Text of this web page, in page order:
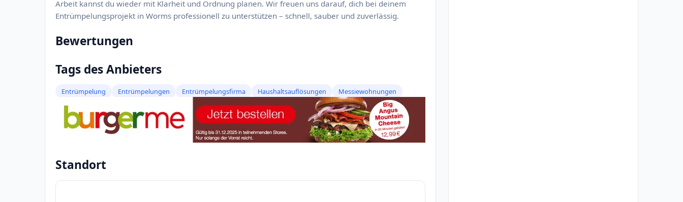
Arbeit kannst du wieder mit Klarheit und Ordnung planen. Wir freuen uns darauf, dich bei deinem
Entrümpelungsprojekt in Worms professionell zu unterstützen – schnell, sauber und zuverlässig.
Bewertungen
Tags des Anbieters
Entrümpelung Entrümpelungen Entrümpelungsfirma Haushaltsauflösungen Messiewohnungen
Standort